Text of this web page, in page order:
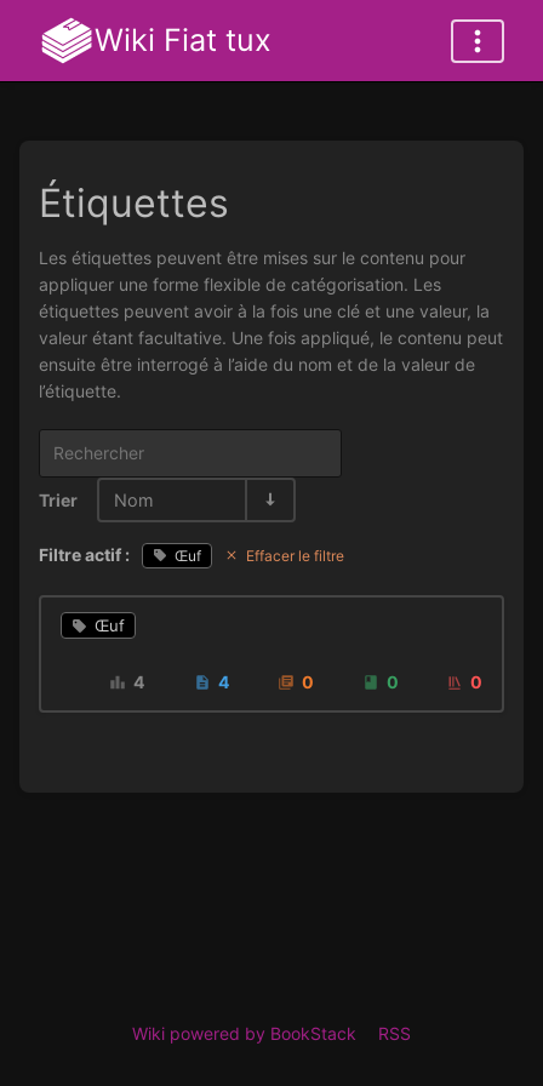
Wiki Fiat tux
Étiquettes
Les étiquettes peuvent être mises sur le contenu pour
appliquer une forme flexible de catégorisation. Les
étiquettes peuvent avoir à la fois une clé et une valeur, la
valeur étant facultative. Une fois appliqué, le contenu peut
ensuite être interrogé à l’aide du nom et de la valeur de
l’étiquette.
Trier Nom
Filtre actif : Œuf Effacer le filtre
Œuf
4 4 0 0 0
Wiki powered by BookStack RSS